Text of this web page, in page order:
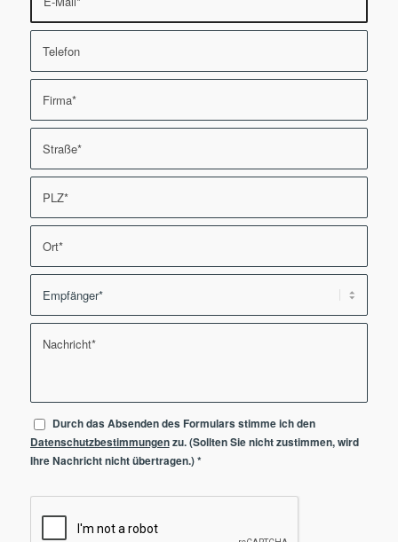
Durch das Absenden des Formulars stimme ich den
Datenschutzbestimmungenzu. (Sollten Sie nicht zustimmen, wird
Ihre Nachricht nicht übertragen.)*